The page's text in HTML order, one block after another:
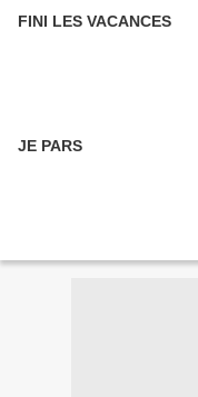
FINI LES VACANCES
JE PARS